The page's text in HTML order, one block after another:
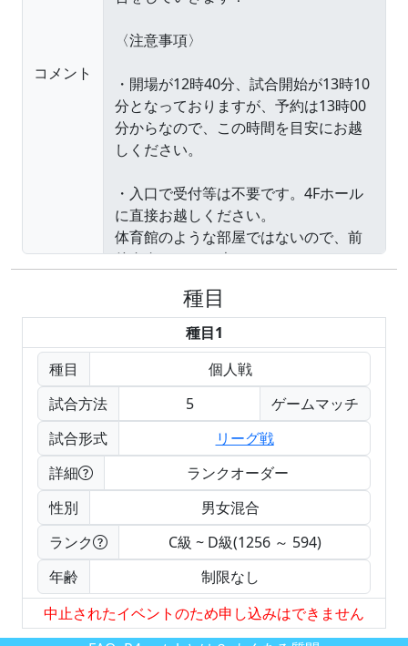
コメント
種目
種目1
種目
個人戦
試合方法
5
ゲームマッチ
試合形式
リーグ戦
詳細
ランクオーダー
性別
男女混合
ランク
C級 ~ D級(1256 ～ 594)
年齢
制限なし
中止されたイベントのため申し込みはできません